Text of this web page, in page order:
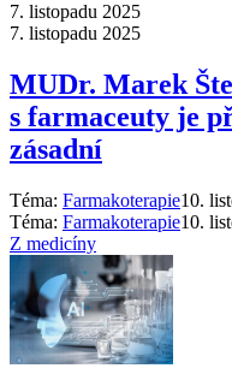
7. listopadu 2025
7. listopadu 2025
MUDr. Marek
s farmaceuty je
zásadní
Téma: Farmakoterapie10.
Téma: Farmakoterapie10.
Z medicíny